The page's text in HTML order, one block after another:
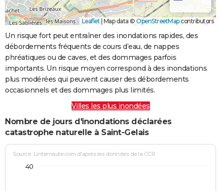
Leaflet | Map data © OpenStreetMapcontributors
Un risque fort peut entraîner des inondations rapides, des
débordements fréquents de cours d’eau, de nappes
phréatiques ou de caves, et des dommages parfois
importants. Un risque moyen correspond à des inondations
plus modérées qui peuvent causer des débordements
occasionnels et des dommages plus limités.
Villes les plus inondées
Nombre de jours d'inondations déclarées
catastrophe naturelle à Saint-Gelais
Source : Linternaute.com d'après les données de la CCR
40